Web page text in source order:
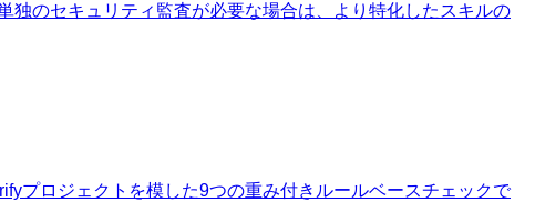
独のセキュリティ監査が必要な場合は、より特化したスキルの
プロジェクトを模した9つの重み付きルールベースチェックで